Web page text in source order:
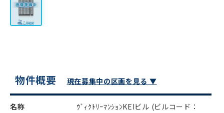
物件概要 現在募集中の区画を見る ▼
名称 ｳﾞｨｸﾄﾘｰﾏﾝｼｮﾝKEIビル (ビルコード：